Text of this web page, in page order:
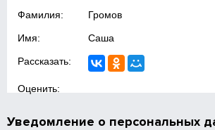
Фамилия: Громов
Имя: Саша
Рассказать:
Оценить:
Уведомление о персональных